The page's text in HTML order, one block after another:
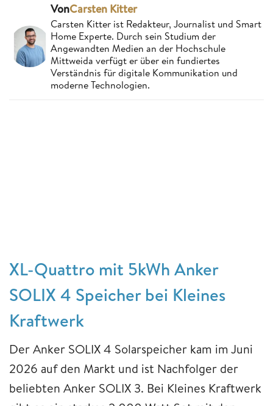
VonCarsten Kitter
Carsten Kitter ist Redakteur, Journalist und Smart
Home Experte. Durch sein Studium der
Angewandten Medien an der Hochschule
Mittweida verfügt er über ein fundiertes
Verständnis für digitale Kommunikation und
moderne Technologien.
XL-Quattro mit 5kWh Anker
SOLIX 4 Speicher bei Kleines
Kraftwerk
Der Anker SOLIX 4 Solarspeicher kam im Juni
2026 auf den Markt und ist Nachfolger der
beliebten Anker SOLIX 3. Bei Kleines Kraftwerk